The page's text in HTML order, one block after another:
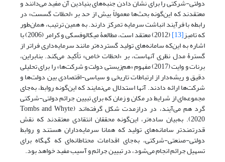
دولتی-شرکتی را برای نشان دادن جنبه‌های بنیادین آن مفید می‌دانند و
معتقدند که این‌گونه بحث‌ها معمولاً بیش از حد بر «لحظات گسست» در
رابطه با فرآیند انباشت سرمایه تمرکز دارند. به همین ترتیب، همان‌طور
که تامبز[13] (2012) معتقد است، مطالعۀ میکالوفسکی و کرامر (2006) با
اشاره به این‌که سامانه‌های تولید گسترده‌تر مانند سرمایه‌داری فراتر از
گسترۀ مدل نظری آنهاست، بر «لحظات خاص» تأکید می‌‌‌کند. بنابراین،
برنات و وایت (2017) مفهوم «هم‌زیستی دولت و شرکت‌ها» را برای تحلیلی
دقیق و ریشه‌دار از ارتباطات تاریخی و سیاسی-اقتصادی بین دولت‌ها و
شرکت‌ها ارائه دادند. آنها استدلال می‌نمایند که این‌گونه روابط، به‌جای
مجموعه‌ای از شرایط در مکان و زمان که برای تبیین جرائم دولتی-شرکتی
گرد هم می‌آیند، در درازمدت شکل گرفته‌اند (Tombs and Whyte,
2020). به‌بیان ساده‌تر، این‌گونه محققان انتقادی معتقدند که نقش
قدرتمندتر سامانه‌‌‌های تولید که همانا سرمایه‌داران هستند و روابط
دولتی-صنعتی-شرکتی، به‌جای اقدامات محتاطانه‌ای که گهگاه برای
تسهیل جرائم انجام می‌شود، در تبیین جرائم و آسیب مفید خواهد بود.